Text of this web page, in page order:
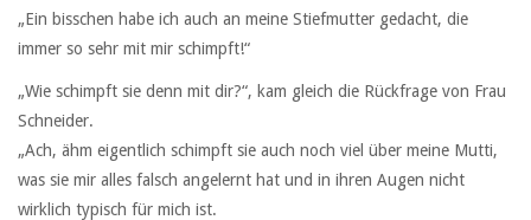
„Ein bisschen habe ich auch an meine Stiefmutter gedacht, die
immer so sehr mit mir schimpft!“
„Wie schimpft sie denn mit dir?“, kam gleich die Rückfrage von Frau
Schneider.
„Ach, ähm eigentlich schimpft sie auch noch viel über meine Mutti,
was sie mir alles falsch angelernt hat und in ihren Augen nicht
wirklich typisch für mich ist.